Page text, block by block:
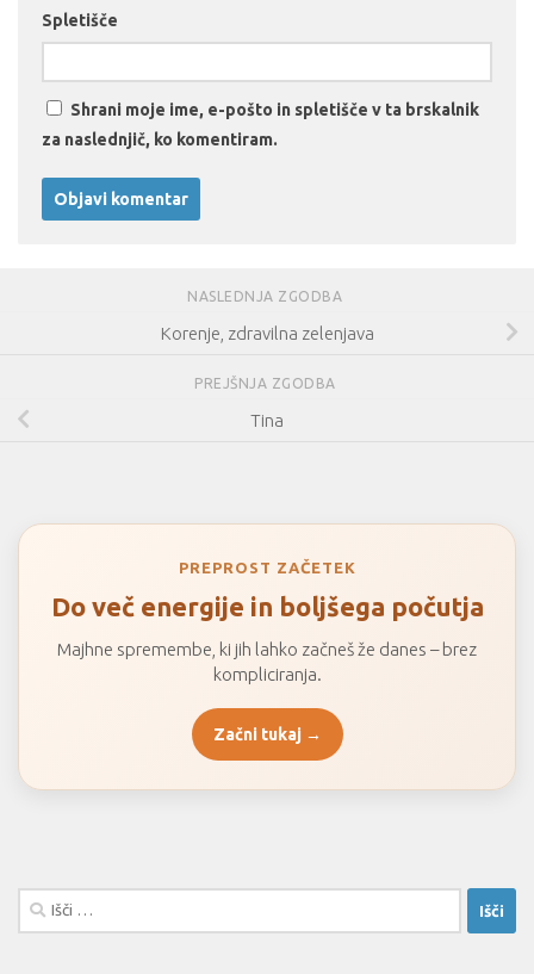
Spletišče
Shrani moje ime, e-pošto in spletišče v ta brskalnik
za naslednjič, ko komentiram.
NASLEDNJA ZGODBA
Korenje, zdravilna zelenjava
PREJŠNJA ZGODBA
Tina
PREPROST ZAČETEK
Do več energije in boljšega počutja
Majhne spremembe, ki jih lahko začneš že danes – brez
kompliciranja.
Začni tukaj →
Išči: